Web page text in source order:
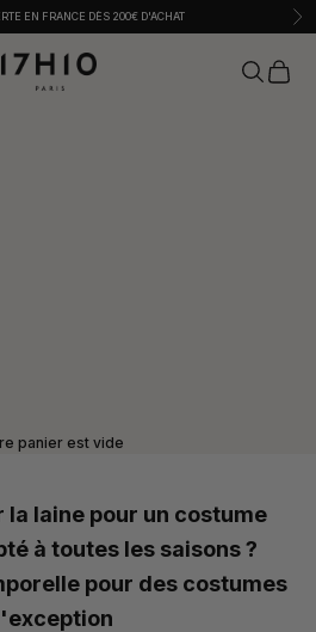
EN FRANCE DÈS 200€ D'ACHAT
17h10 Recherche
Panier
panier est vide
la laine pour un costume
à toutes les saisons ?
pour des costumes